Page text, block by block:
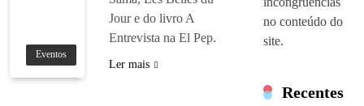
Eventos
Jour e do livro A
Entrevista na El Pep.
Ler mais
no conteúdo do
site.
Recentes